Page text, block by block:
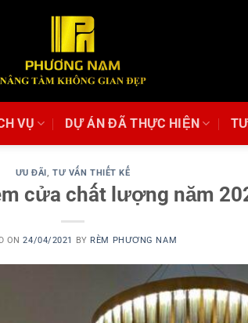
VỤ DỰ ÁN ĐÃ THỰC HIỆN
ƯU ĐÃI,TƯ VẤN THIẾT KẾ
cửa chất lượng năm
ON24/04/2021 BY RÈM PHƯƠNG NAM